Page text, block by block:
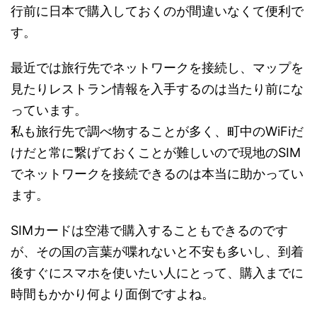
行前に日本で購入しておくのが間違いなくて便利で
す。
最近では旅行先でネットワークを接続し、マップを
見たりレストラン情報を入手するのは当たり前にな
っています。
私も旅行先で調べ物することが多く、町中のWiFiだ
けだと常に繋げておくことが難しいので現地のSIM
でネットワークを接続できるのは本当に助かってい
ます。
SIMカードは空港で購入することもできるのです
が、その国の言葉が喋れないと不安も多いし、到着
後すぐにスマホを使いたい人にとって、購入までに
時間もかかり何より面倒ですよね。